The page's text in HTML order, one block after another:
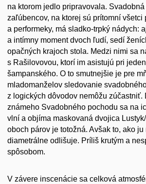
na ktorom jedlo pripravovala.
zaľúbencov, na ktorej sú prítomní všetci
a performeky, má sladko-trpký nádych:
a intímny moment dvoch ľudí, sedí
opačných krajoch stola. Medzi nimi sa
s Rašilovovou, ktorí im asistujú pri
šampanského. O to smutnejšie je pre
mladomanželov sledovanie
z logických dôvodov nemôžu zúčastniť.
známeho Svadobného pochodu sa na
vlní a objíma maskovaná dvojica
oboch párov je totožná. Avšak to, ako
diametrálne odlišuje. Príliš krutým a
spôsobom.
V závere inscenácie sa celková